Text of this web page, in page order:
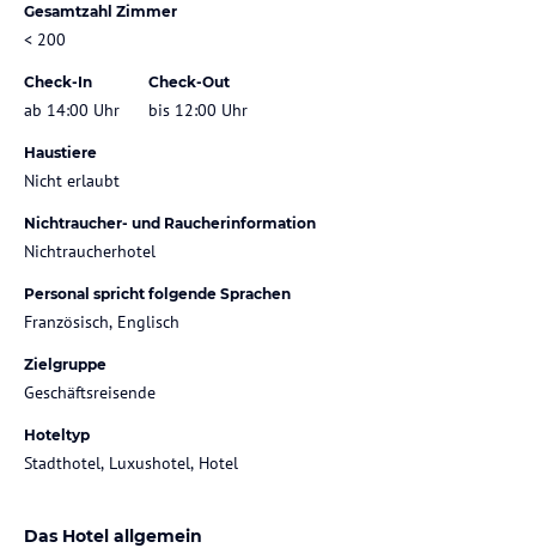
Gesamtzahl Zimmer
< 200
Check-In
ab 14:00 Uhr
Check-Out
bis 12:00 Uhr
Haustiere
Nicht erlaubt
Nichtraucher- und Raucherinformation
Nichtraucherhotel
Personal spricht folgende Sprachen
Französisch, Englisch
Zielgruppe
Geschäftsreisende
Hoteltyp
Stadthotel, Luxushotel, Hotel
Das Hotel allgemein